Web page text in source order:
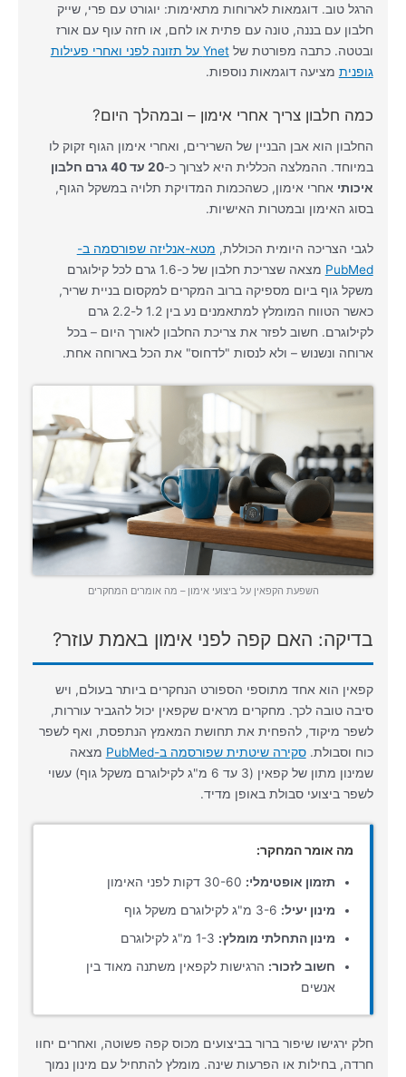
הרגל טוב. דוגמאות לארוחות מתאימות: יוגורט עם פרי, שייק
חלבון עם בננה, טונה עם פתית או לחם, או חזה עוף עם אורז
ובטטה. כתבה מפורטת של
Ynet על תזונה לפני ואחרי פעילות
גופנית מציעה דוגמאות נוספות.
כמה חלבון צריך אחרי אימון – ובמהלך היום?
החלבון הוא אבן הבניין של השרירים, ואחרי אימון הגוף זקוק לו
במיוחד. ההמלצה הכללית היא לצרוך כ-
20 עד 40 גרם חלבון
איכותי אחרי אימון, כשהכמות המדויקת תלויה במשקל הגוף,
בסוג האימון ובמטרות האישיות.
לגבי הצריכה היומית הכוללת, מטא-אנליזה שפורסמה ב-
PubMed
מצאה שצריכת חלבון של כ-1.6 גרם לכל קילוגרם
משקל גוף ביום מספיקה ברוב המקרים למקסום בניית שריר,
כאשר הטווח המומלץ למתאמנים נע בין 1.2 ל-2.2 גרם
לקילוגרם. חשוב לפזר את צריכת החלבון לאורך היום – בכל
ארוחה ונשנוש – ולא לנסות "לדחוס" את הכל בארוחה אחת.
השפעת הקפאין על ביצועי אימון – מה אומרים המחקרים
בדיקה: האם קפה לפני אימון באמת עוזר?
קפאין הוא אחד מתוספי הספורט הנחקרים ביותר בעולם, ויש
סיבה טובה לכך. מחקרים מראים שקפאין יכול להגביר עוררות,
לשפר מיקוד, להפחית את תחושת המאמץ הנתפסת, ואף לשפר
כוח וסבולת.סקירה שיטתית שפורסמה ב-PubMed
מצאה
שמינון מתון של קפאין (3 עד 6 מ"ג לקילוגרם משקל גוף) עשוי
לשפר ביצועי סבולת באופן מדיד.
מה אומר המחקר:
תזמון אופטימלי:
מינון יעיל:
מינון התחלתי מומלץ:
חשוב לזכור: הרגישות לקפאין משתנה מאוד בין
אנשים
חלק ירגישו שיפור ברור בביצועים מכוס קפה פשוטה, ואחרים יחוו
חרדה, בחילות או הפרעות שינה. מומלץ להתחיל עם מינון נמוך